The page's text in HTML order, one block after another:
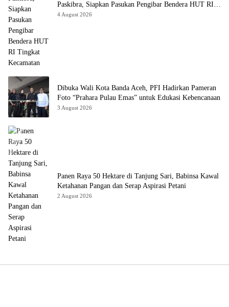
Paskibra, Siapkan Pasukan Pengibar Bendera HUT RI
Tingkat Kecamatan
4 August 2026
Dibuka Wali Kota Banda Aceh, PFI Hadirkan Pameran
Foto “Prahara Pulau Emas” untuk Edukasi Kebencanaan
3 August 2026
Panen Raya 50 Hektare di Tanjung Sari, Babinsa Kawal
Ketahanan Pangan dan Serap Aspirasi Petani
2 August 2026